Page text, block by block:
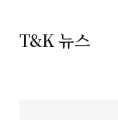
T&K 뉴스